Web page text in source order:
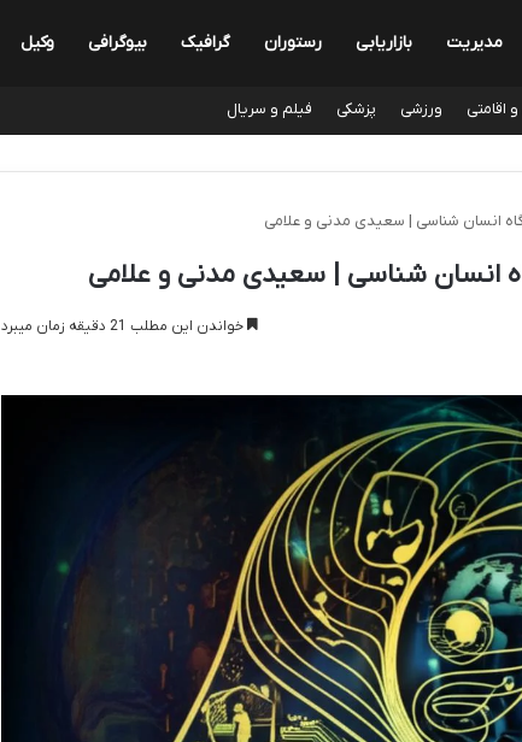
مدیریت بازاریابی رستوران گرافیک بیوگرافی وکیل
اقامتی ورزشی پزشکی فیلم و سریال
انسان شناسی | سعیدی مدنی و علامی
انسان شناسی | سعیدی مدنی و علامی
خواندن این مطلب 21 دقیقه زمان میبرد